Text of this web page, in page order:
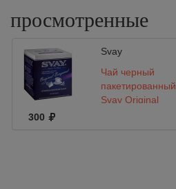
просмотренные
Svay
Чай черный
пакетированный
Svay Original
300